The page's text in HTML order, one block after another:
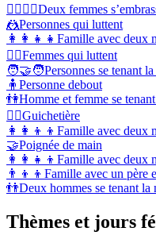
👩‍❤️‍💋‍👩Deux femmes
🤼Personnes qui luttent
👩‍👩‍👧‍👧 Famille avec deux
🤼‍♀️Femmes qui luttent
🧑‍🤝‍🧑Personnes se tenant
🧍 Personne debout
👫Homme et femme se
💁‍♀️Guichetière
👩‍👩‍👦‍👦 Famille avec deux
🤝Poignée de main
👩‍👩‍👧‍👦 Famille avec deux
👨‍👦‍👦 Famille avec un père
👬Deux hommes se tenant la
Thèmes et jours